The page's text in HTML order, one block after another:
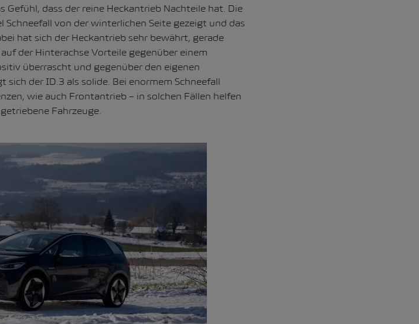
Gefühl, dass der reine Heckantrieb Nachteile hat. Die
von der winterlichen Seite gezeigt und das
hat sich der Heckantrieb sehr bewährt, gerade
der Hinterachse Vorteile gegenüber einem
überrascht und gegenüber den eigenen
der ID.3 als solide. Bei enormem Schneefall
wie auch Frontantrieb – in solchen Fällen helfen
Fahrzeuge.